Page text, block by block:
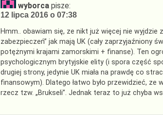
wyborca pisze:
12 lipca 2016 o 07:38
Hmm.. obawiam się, ze nikt już więcej nie wyjdzie
zabezpieczeń” jak mają UK (cały zaprzyjaźniony
potężnymi krajami zamorskimi + finanse). Ten
psychologicznym brytyjskie elity (i spora część
drugiej strony, jedynie UK miała na prawdę co
finansowym). Dlatego łatwo było przewidzieć,
rzecz tzw. „Brukseli”. Jednak teraz to już chyba